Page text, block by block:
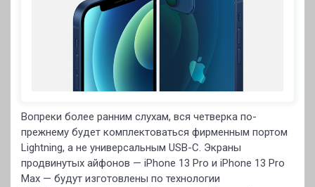
Вопреки более ранним слухам, вся четверка по-
прежнему будет комплектоваться фирменным портом
Lightning, а не универсальным USB-C. Экраны
продвинутых айфонов — iPhone 13 Pro и iPhone 13 Pro
Max — будут изготовлены по технологии